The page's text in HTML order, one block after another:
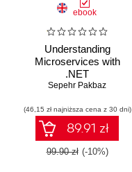
ebook
Understanding
Microservices with
.NET
Sepehr Pakbaz
(46,15 zł najniższa cena z 30 dni)
89.91 zł
99.90 zł (-10%)